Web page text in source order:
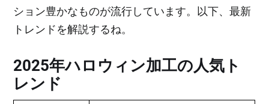
ション豊かなものが流行しています。以下、最新
トレンドを解説するね。
2025年ハロウィン加工の人気ト
レンド